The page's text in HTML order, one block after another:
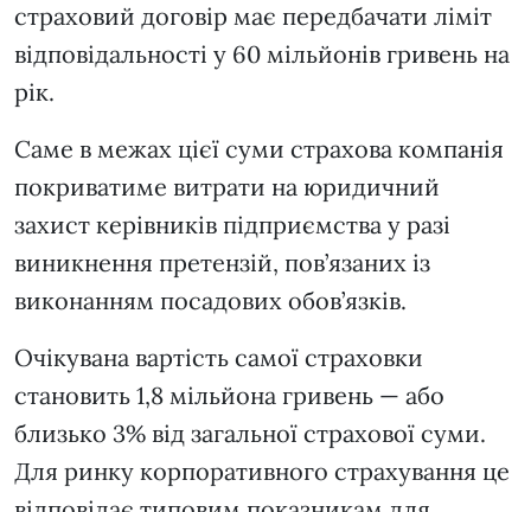
страховий договір має передбачати ліміт
відповідальності у 60 мільйонів гривень на
рік.
Саме в межах цієї суми страхова компанія
покриватиме витрати на юридичний
захист керівників підприємства у разі
виникнення претензій, пов’язаних із
виконанням посадових обов’язків.
Очікувана вартість самої страховки
становить 1,8 мільйона гривень — або
близько 3% від загальної страхової суми.
Для ринку корпоративного страхування це